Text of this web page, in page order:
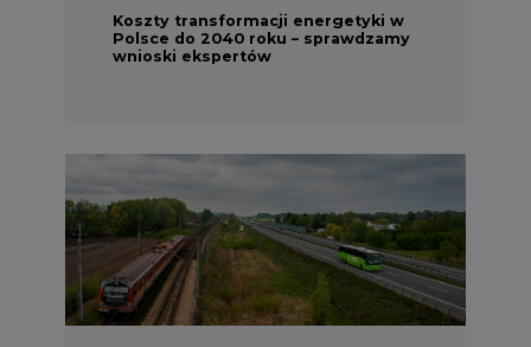
Koszty transformacji energetyki w
Polsce do 2040 roku – sprawdzamy
wnioski ekspertów